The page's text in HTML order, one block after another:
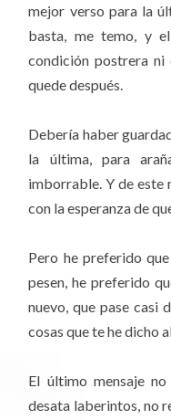
mejor verso para la
basta, me temo, y
condición postrera ni
quede después.
Debería haber
la última, para
imborrable. Y de este
con la esperanza de
Pero he preferido
pesen, he preferido
nuevo, que pase casi
cosas que te he dicho
El último mensaje
desata laberintos, no